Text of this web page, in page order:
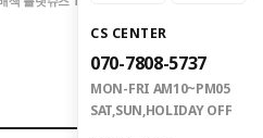
CS CENTER
070-7808-5737
MON-FRI AM10~PM05
SAT,SUN,HOLIDAY OFF